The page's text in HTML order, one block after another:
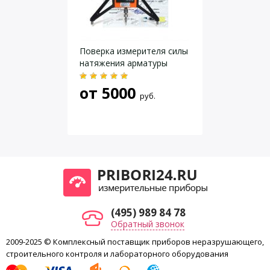
обработку персональных данных
Поверка измерителя силы
натяжения арматуры
от 5000 руб.
(495) 989 84 78
Обратный звонок
2009-2025 © Комплексный поставщик приборов неразрушающего,
строительного контроля и лабораторного оборудования